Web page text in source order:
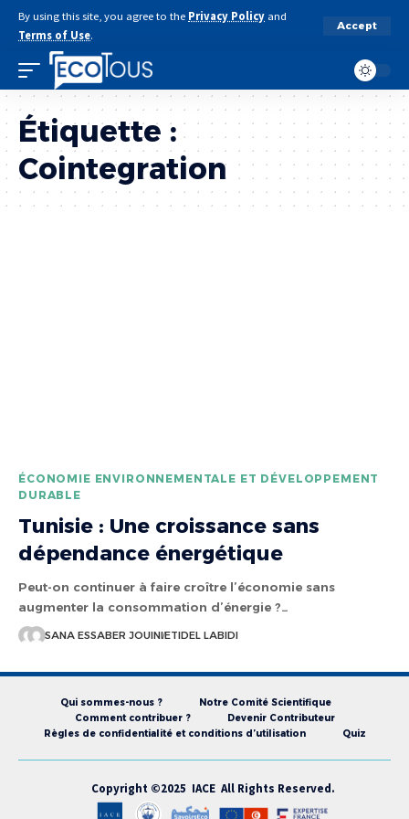
By using this site, you agree to the Privacy Policy and
Terms of Use.
Accept
Étiquette :
Cointegration
ÉCONOMIE ENVIRONNEMENTALE ET DÉVELOPPEMENT
DURABLE
Tunisie : Une croissance sans
dépendance énergétique
Peut-on continuer à faire croître l’économie sans
augmenter la consommation d’énergie ?…
SANA ESSABER JOUINIETIDEL LABIDI
Qui sommes-nous ?
Notre Comité Scientifique
Comment contribuer ?
Devenir Contributeur
Règles de confidentialité et conditions d’utilisation
Quiz
Copyright ©2025 IACE All Rights Reserved.